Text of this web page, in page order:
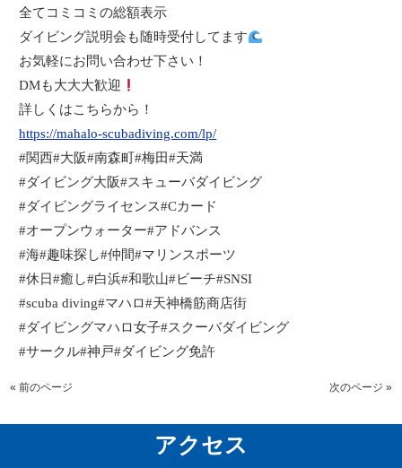
全てコミコミの総額表示
ダイビング説明会も随時受付してます
お気軽にお問い合わせ下さい！
DMも大大大歓迎
詳しくはこちらから！
https://mahalo-scubadiving.com/lp/
#関西#大阪#南森町#梅田#天満
#ダイビング大阪#スキューバダイビング
#ダイビングライセンス#Cカード
#オープンウォーター#アドバンス
#海#趣味探し#仲間#マリンスポーツ
#休日#癒し#白浜#和歌山#ビーチ#SNSI
#scuba diving#マハロ#天神橋筋商店街
#ダイビングマハロ女子#スクーバダイビング
#サークル#神戸#ダイビング免許
« 前のページ 次のページ »
アクセス